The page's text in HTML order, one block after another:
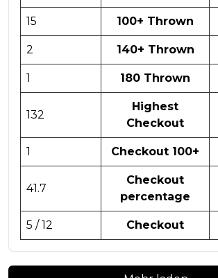
15 100+ Thrown
2 140+ Thrown
1 180 Thrown
132
Highest
Checkout
1 Checkout 100+
41.7
Checkout
percentage
5 / 12 Checkout